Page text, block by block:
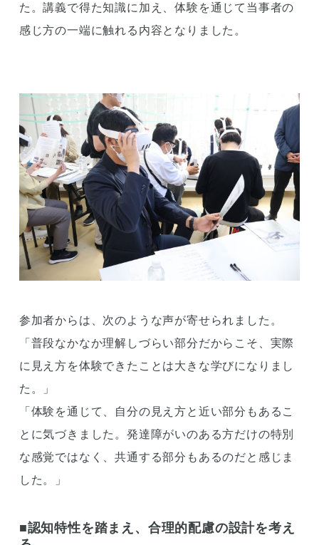
た。講義で得た知識に加え、体験を通じて当事者の
感じ方の一端に触れる内容となりました。
参加者からは、次のような声が寄せられました。
「普段なかなか理解しづらい部分だからこそ、実際
に見え方を体験できたことは大きな学びになりまし
た。」
「体験を通じて、自分の見え方と近い部分もあるこ
とに気づきました。発達障がいのある方だけの特別
な感覚ではなく、共通する部分もあるのだと感じま
した。」
■認知特性を踏まえ、合理的配慮の設計を考え